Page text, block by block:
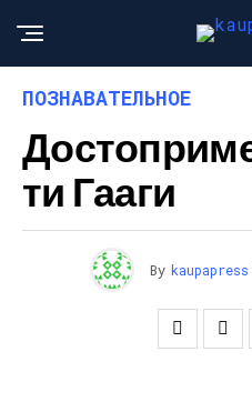
ПОЗНАВАТЕЛЬНОЕ
Ти Гааги
By kaupapress